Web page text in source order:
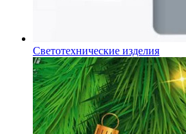
Светотехнические изделия